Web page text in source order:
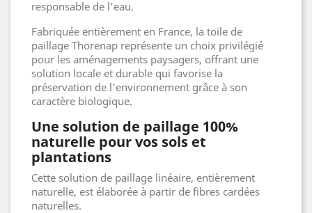
responsable de l'eau.
Fabriquée entièrement en France, la toile de
paillage Thorenap représente un choix privilégié
pour les aménagements paysagers, offrant une
solution locale et durable qui favorise la
préservation de l'environnement grâce à son
caractère biologique.
Une solution de paillage 100%
naturelle pour vos sols et
plantations
Cette solution de paillage linéaire, entièrement
naturelle, est élaborée à partir de fibres cardées
naturelles.